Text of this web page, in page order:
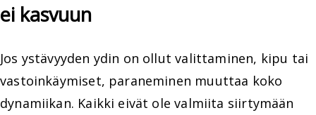
ei kasvuun
Jos ystävyyden ydin on ollut valittaminen, kipu tai
vastoinkäymiset, paraneminen muuttaa koko
dynamiikan. Kaikki eivät ole valmiita siirtymään